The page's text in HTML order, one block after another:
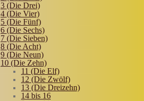
3 (Die Drei)
4 (Die Vier)
5 (Die Fünf)
6 (Die Sechs)
7 (Die Sieben)
8 (Die Acht)
9 (Die Neun)
10 (Die Zehn)
11 (Die Elf)
12 (Die Zwölf)
13 (Die Dreizehn)
14 bis 16